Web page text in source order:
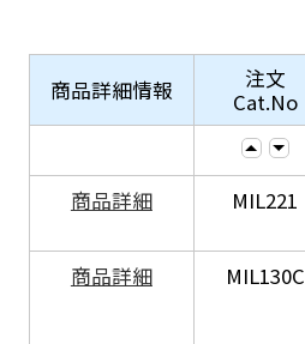
商品詳細情報
注文
Cat.No
商品詳細 MIL221
商品詳細
MIL130C